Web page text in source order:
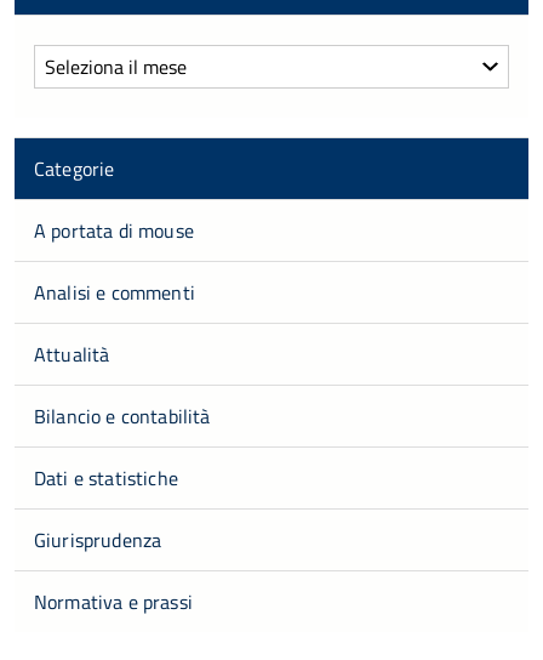
Archivi
Categorie
A portata di mouse
Analisi e commenti
Attualità
Bilancio e contabilità
Dati e statistiche
Giurisprudenza
Normativa e prassi